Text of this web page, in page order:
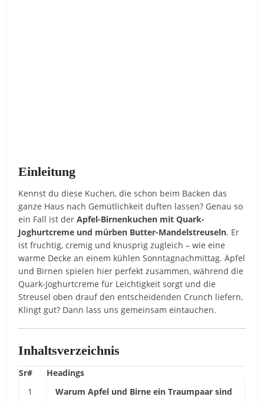
Einleitung
Kennst du diese Kuchen, die schon beim Backen das
ganze Haus nach Gemütlichkeit duften lassen? Genau so
ein Fall ist derApfel-Birnenkuchen mit Quark-
Joghurtcreme und mürben Butter-Mandelstreuseln. Er
ist fruchtig, cremig und knusprig zugleich – wie eine
warme Decke an einem kühlen Sonntagnachmittag. Äpfel
und Birnen spielen hier perfekt zusammen, während die
Quark-Joghurtcreme für Leichtigkeit sorgt und die
Streusel oben drauf den entscheidenden Crunch liefern.
Klingt gut? Dann lass uns gemeinsam eintauchen.
Inhaltsverzeichnis
Sr#
Headings
1
Warum Apfel und Birne ein Traumpaar sind